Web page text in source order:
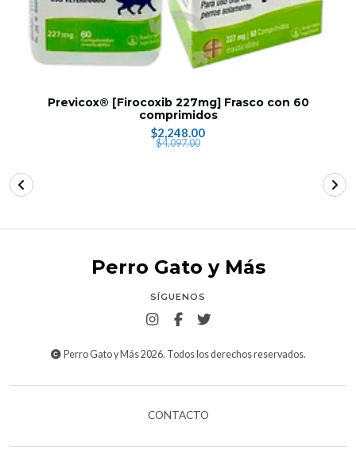
Previcox® [Firocoxib 227mg] Frasco con 60
comprimidos
$2,248.00
$4,097.00
Perro Gato y Más
SÍGUENOS
Perro Gato y Más 2026. Todos los derechos reservados.
CONTACTO